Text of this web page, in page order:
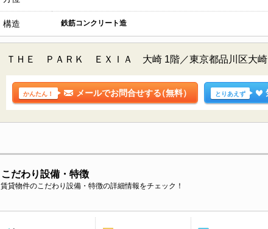
構造 鉄筋コンクリート造
ＴＨＥ ＰＡＲＫ ＥＸＩＡ 大崎 1階／東京都品川区大崎
かんたん！ メールでお問合せする（無料） とりあえず
こだわり設備・特徴
賃貸物件のこだわり設備・特徴の詳細情報をチェック！